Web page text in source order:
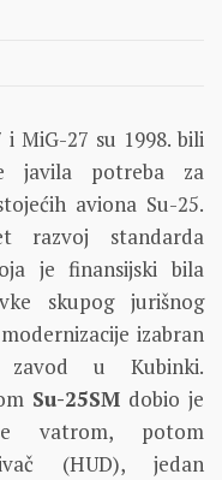
MiG-27 su 1998. bili
javila potreba za
aviona Su-25.
razvoj standarda
je finansijski bila
skupog jurišnog
izabran
u Kubinki.
Su-25SMdobio je
vatrom, potom
(HUD), jedan